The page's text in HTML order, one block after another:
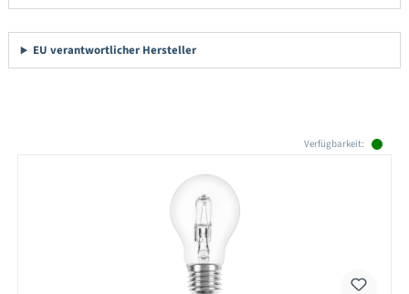
EU verantwortlicher Hersteller
Verfügbarkeit: